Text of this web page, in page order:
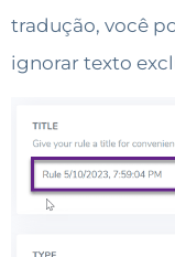
tradução, você
ignorar texto